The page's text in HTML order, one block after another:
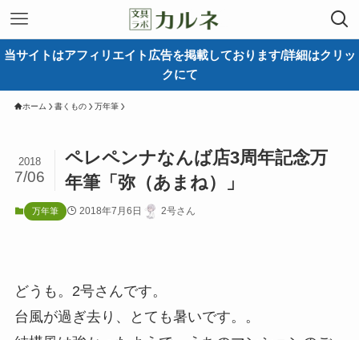
当サイトはアフィリエイト広告を掲載しております/詳細はクリッ
クにて
ホーム 書くもの 万年筆
ペレペンナなんば店3周年記念万
年筆「弥（あまね）」
2018
7/06
万年筆 2018年7月6日 2号さん
どうも。2号さんです。
台風が過ぎ去り、とても暑いです。。